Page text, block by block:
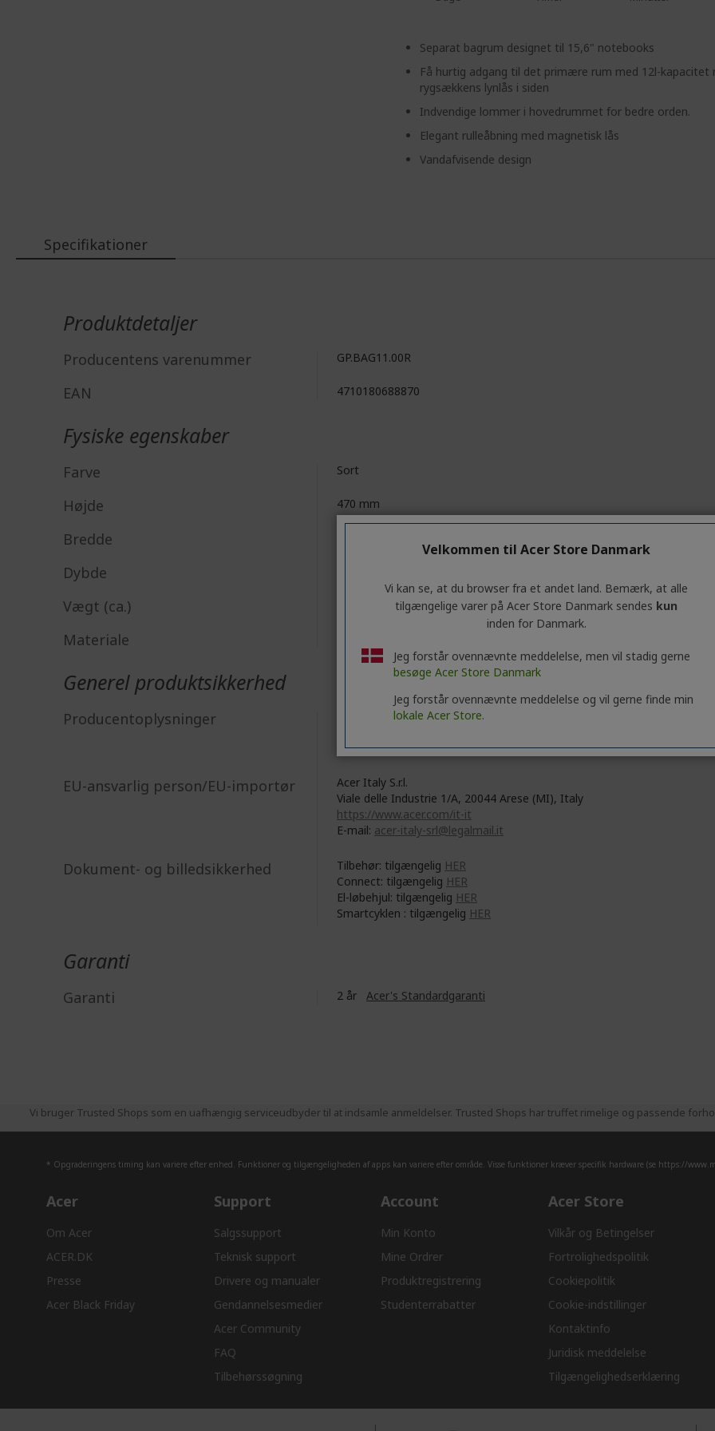
Separat bagrum designet til 15,6" notebooks
Få hurtig adgang til det primære rum med 12l-kapacitet
rygsækkens lynlås i siden
Indvendige lommer i hovedrummet for bedre orden.
Elegant rulleåbning med magnetisk lås
Vandafvisende design
Specifikationer
Produktdetaljer
Producentens varenummer GP.BAG11.00R
EAN 4710180688870
Fysiske egenskaber
Farve Sort
Højde 470 mm
Bredde
Dybde
Vægt (ca.)
Materiale
Generel produktsikkerhed
Producentoplysninger
New Taipei City 221
EU-ansvarlig person/EU-importør
Acer Italy S.r.l.
Viale delle Industrie 1/A, 20044 Arese (MI), Italy
https://www.acer.com/it-it
E-mail: acer-italy-srl@legalmail.it
Dokument- og billedsikkerhed Tilbehør: tilgængelig HER
Connect: tilgængelig HER
El-løbehjul: tilgængelig HER
Smartcyklen : tilgængelig HER
Garanti
Garanti 2 år Acer's Standardgaranti
Vi bruger Trusted Shops som en uafhængig serviceudbyder til at indsamle anmeldelser. Trusted Shops har truffet rimelige og passende
* Opgraderingens timing kan variere efter enhed. Funktioner og tilgængeligheden af apps kan variere efter område. Visse funktioner kræver specifik hardware (se https://
Acer
Om Acer
ACER.DK
Presse
Acer Black Friday
Support
Salgssupport
Teknisk support
Drivere og manualer
Gendannelsesmedier
Acer Community
FAQ
Tilbehørssøgning
Account
Min Konto
Mine Ordrer
Produktregistrering
Studenterrabatter
Acer Store
Vilkår og Betingelser
Fortrolighedspolitik
Cookiepolitik
Cookie-indstillinger
Kontaktinfo
Juridisk meddelelse
Tilgængelighedserklæring
Velkommen til Acer Store Danmark
Vi kan se, at du browser fra et andet land. Bemærk, at alle
tilgængelige varer på Acer Store Danmark sendes kun
inden for Danmark.
Jeg forstår ovennævnte meddelelse, men vil stadig gerne
besøge Acer Store Danmark
Jeg forstår ovennævnte meddelelse og vil gerne finde min
lokale Acer Store.